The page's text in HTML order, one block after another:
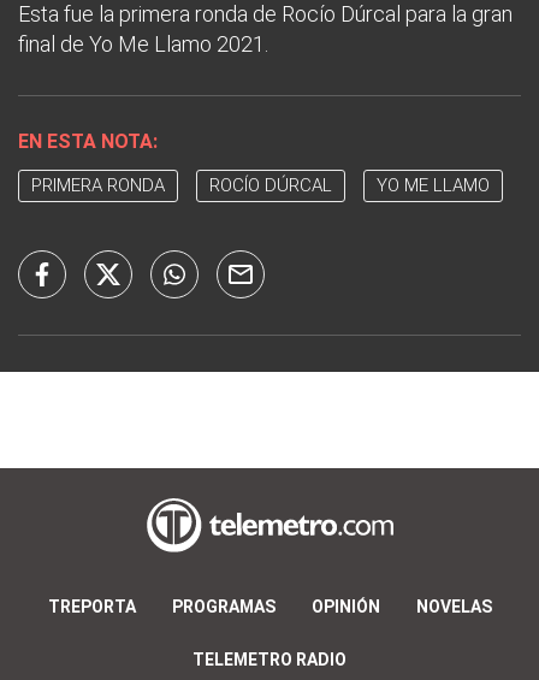
Esta fue la primera ronda de Rocío Dúrcal para la gran
final de Yo Me Llamo 2021.
EN ESTA NOTA:
PRIMERA RONDA ROCÍO DÚRCAL YO ME LLAMO
TREPORTA PROGRAMAS OPINIÓN NOVELAS
TELEMETRO RADIO